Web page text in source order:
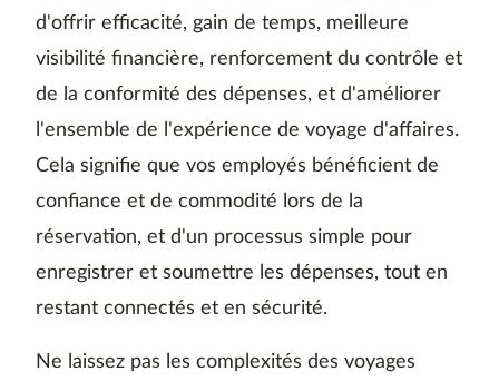
d'offrir efficacité, gain de temps, meilleure
visibilité financière, renforcement du contrôle et
de la conformité des dépenses, et d'améliorer
l'ensemble de l'expérience de voyage d'affaires.
Cela signifie que vos employés bénéficient de
confiance et de commodité lors de la
réservation, et d'un processus simple pour
enregistrer et soumettre les dépenses, tout en
restant connectés et en sécurité.
Ne laissez pas les complexités des voyages